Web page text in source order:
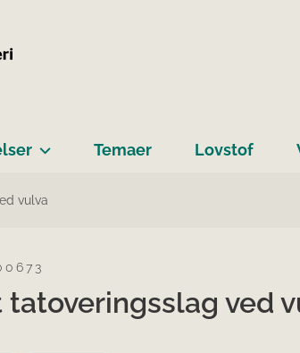
Temaer Lovstof
vulva
ved